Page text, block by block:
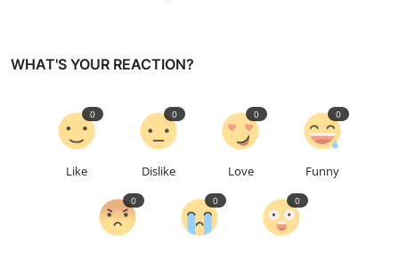
WHAT'S YOUR REACTION?
Like
0
Dislike
0
Love
0
Funny
0
0 0 0